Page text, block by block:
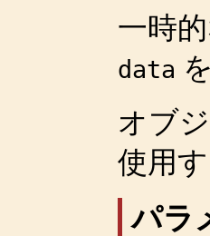
一時
data
オブ
使用
パラ